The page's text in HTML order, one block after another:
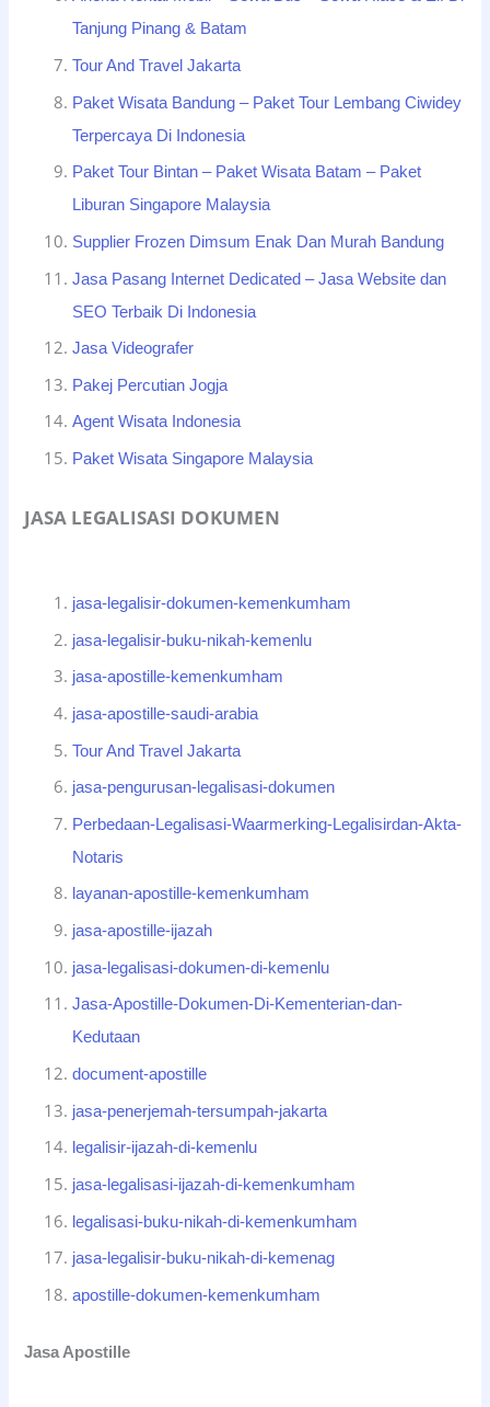
Tanjung Pinang & Batam
Tour And Travel Jakarta
Paket Wisata Bandung – Paket Tour Lembang Ciwidey
Terpercaya Di Indonesia
Paket Tour Bintan – Paket Wisata Batam – Paket
Liburan Singapore Malaysia
Supplier Frozen Dimsum Enak Dan Murah Bandung
Jasa Pasang Internet Dedicated – Jasa Website dan
SEO Terbaik Di Indonesia
Jasa Videografer
Pakej Percutian Jogja
Agent Wisata Indonesia
Paket Wisata Singapore Malaysia
JASA LEGALISASI DOKUMEN
jasa-legalisir-dokumen-kemenkumham
jasa-legalisir-buku-nikah-kemenlu
jasa-apostille-kemenkumham
jasa-apostille-saudi-arabia
Tour And Travel Jakarta
jasa-pengurusan-legalisasi-dokumen
Perbedaan-Legalisasi-Waarmerking-Legalisirdan-Akta-
Notaris
layanan-apostille-kemenkumham
jasa-apostille-ijazah
jasa-legalisasi-dokumen-di-kemenlu
Jasa-Apostille-Dokumen-Di-Kementerian-dan-
Kedutaan
document-apostille
jasa-penerjemah-tersumpah-jakarta
legalisir-ijazah-di-kemenlu
jasa-legalisasi-ijazah-di-kemenkumham
legalisasi-buku-nikah-di-kemenkumham
jasa-legalisir-buku-nikah-di-kemenag
apostille-dokumen-kemenkumham
Jasa Apostille